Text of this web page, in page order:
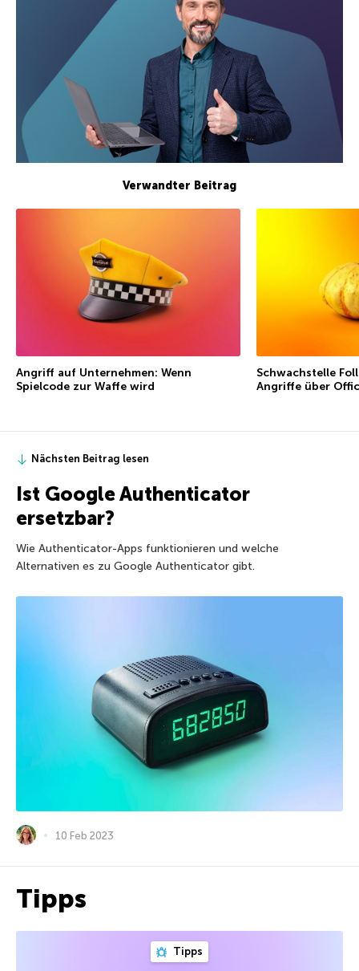
Verwandter Beitrag
Angriff auf Unternehmen: Wenn
Spielcode zur Waffe wird
Schwachstelle
Angriffe über
Nächsten Beitrag lesen
Ist Google Authenticator
ersetzbar?
Wie Authenticator-Apps funktionieren und welche
Alternativen es zu Google Authenticator gibt.
10 Feb 2023
Tipps
Tipps